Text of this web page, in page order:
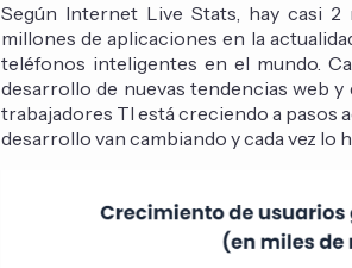
Según Internet Live Stats, hay casi
millones de aplicaciones en la
teléfonos inteligentes en el mundo.
desarrollo de nuevas tendencias web
trabajadores TI está creciendo a pasos
desarrollo van cambiando y cada vez lo